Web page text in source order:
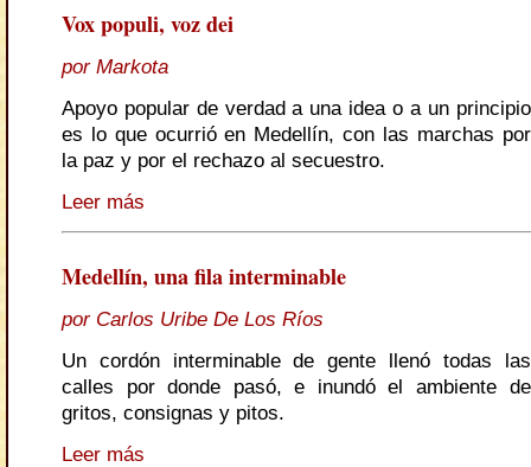
Vox populi, voz dei
por Markota
Apoyo popular de verdad a una idea o a un principio
es lo que ocurrió en Medellín, con las marchas por
la paz y por el rechazo al secuestro.
Leer más
Medellín, una fila interminable
por Carlos Uribe De Los Ríos
Un cordón interminable de gente llenó todas las
calles por donde pasó, e inundó el ambiente de
gritos, consignas y pitos.
Leer más